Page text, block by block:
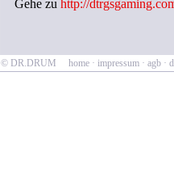
Gehe zu http://
© DR.DRUM home · impressum · agb ·